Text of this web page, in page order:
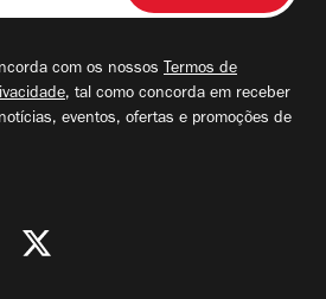
com os nossos Termos de
, tal como concorda em receber
eventos, ofertas e promoções de